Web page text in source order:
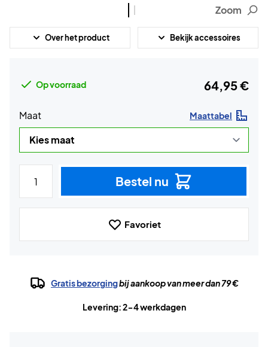
Zoom
Over het product Bekijk accessoires
Op voorraad 64,95 €
Maat Maattabel
Bestel nu
Favoriet
Gratis bezorgingbij aankoop van meer dan 79 €
Levering: 2-4 werkdagen